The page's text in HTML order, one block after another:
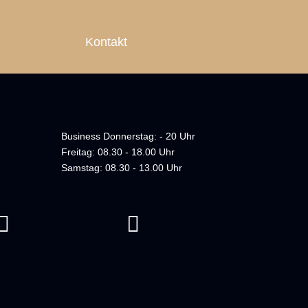
Kontakt
Business Donnerstag: - 20 Uhr
Freitag: 08.30 - 18.00 Uhr
Samstag: 08.30 - 13.00 Uhr
